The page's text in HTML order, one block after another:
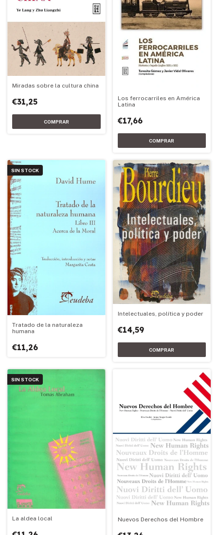
Miradas sobre la cultura china
€31,25
Los ferrocarriles en América
Latina
€17,66
SIN STOCK
Tratado de la naturaleza
humana
€11,26
Intelectuales, política y poder
€14,59
SIN STOCK
La aldea local Nuevos Derechos del Hombre